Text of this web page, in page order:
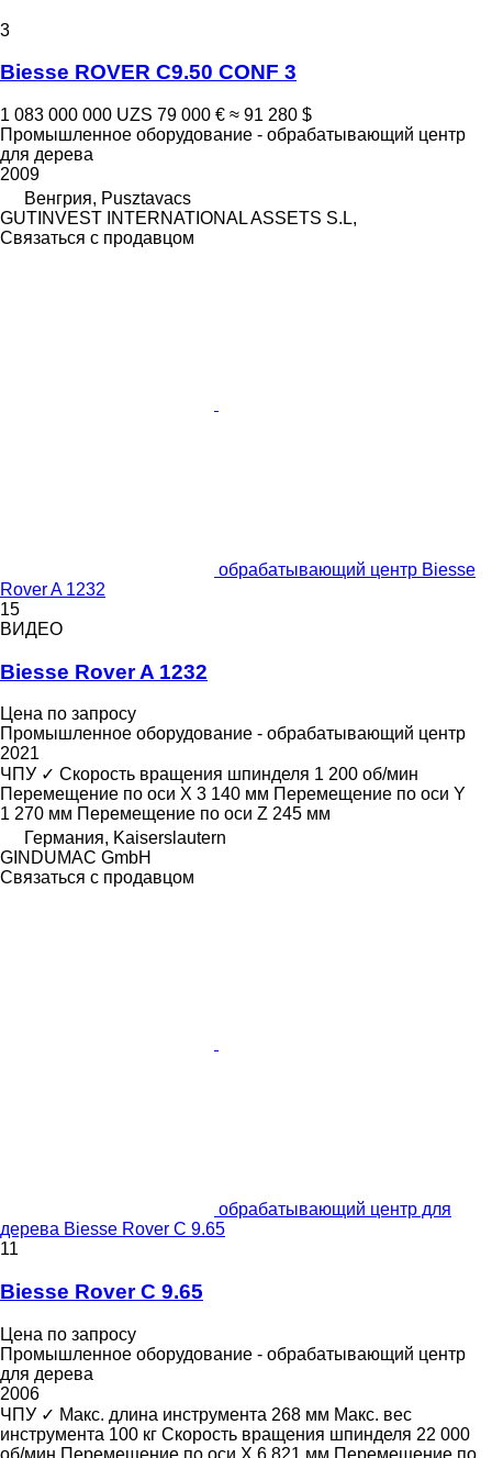
3
Biesse ROVER C9.50 CONF 3
1 083 000 000 UZS 79 000 € ≈ 91 280 $
Промышленное оборудование - обрабатывающий центр
для дерева
2009
Венгрия, Pusztavacs
GUTINVEST INTERNATIONAL ASSETS S.L,
Связаться с продавцом
обрабатывающий центр Biesse
Rover A 1232
15
ВИДЕО
Biesse Rover A 1232
Цена по запросу
Промышленное оборудование - обрабатывающий центр
2021
ЧПУ ✓ Скорость вращения шпинделя 1 200 об/мин
Перемещение по оси X 3 140 мм Перемещение по оси Y
1 270 мм Перемещение по оси Z 245 мм
Германия, Kaiserslautern
GINDUMAC GmbH
Связаться с продавцом
обрабатывающий центр для
дерева Biesse Rover C 9.65
11
Biesse Rover C 9.65
Цена по запросу
Промышленное оборудование - обрабатывающий центр
для дерева
2006
ЧПУ ✓ Макс. длина инструмента 268 мм Макс. вес
инструмента 100 кг Скорость вращения шпинделя 22 000
об/мин Перемещение по оси X 6 821 мм Перемещение по